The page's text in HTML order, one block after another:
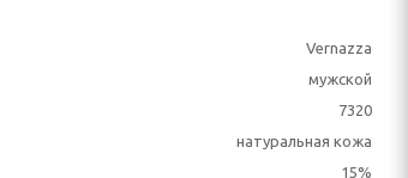
Vernazza
мужской
7320
натуральная кожа
15%